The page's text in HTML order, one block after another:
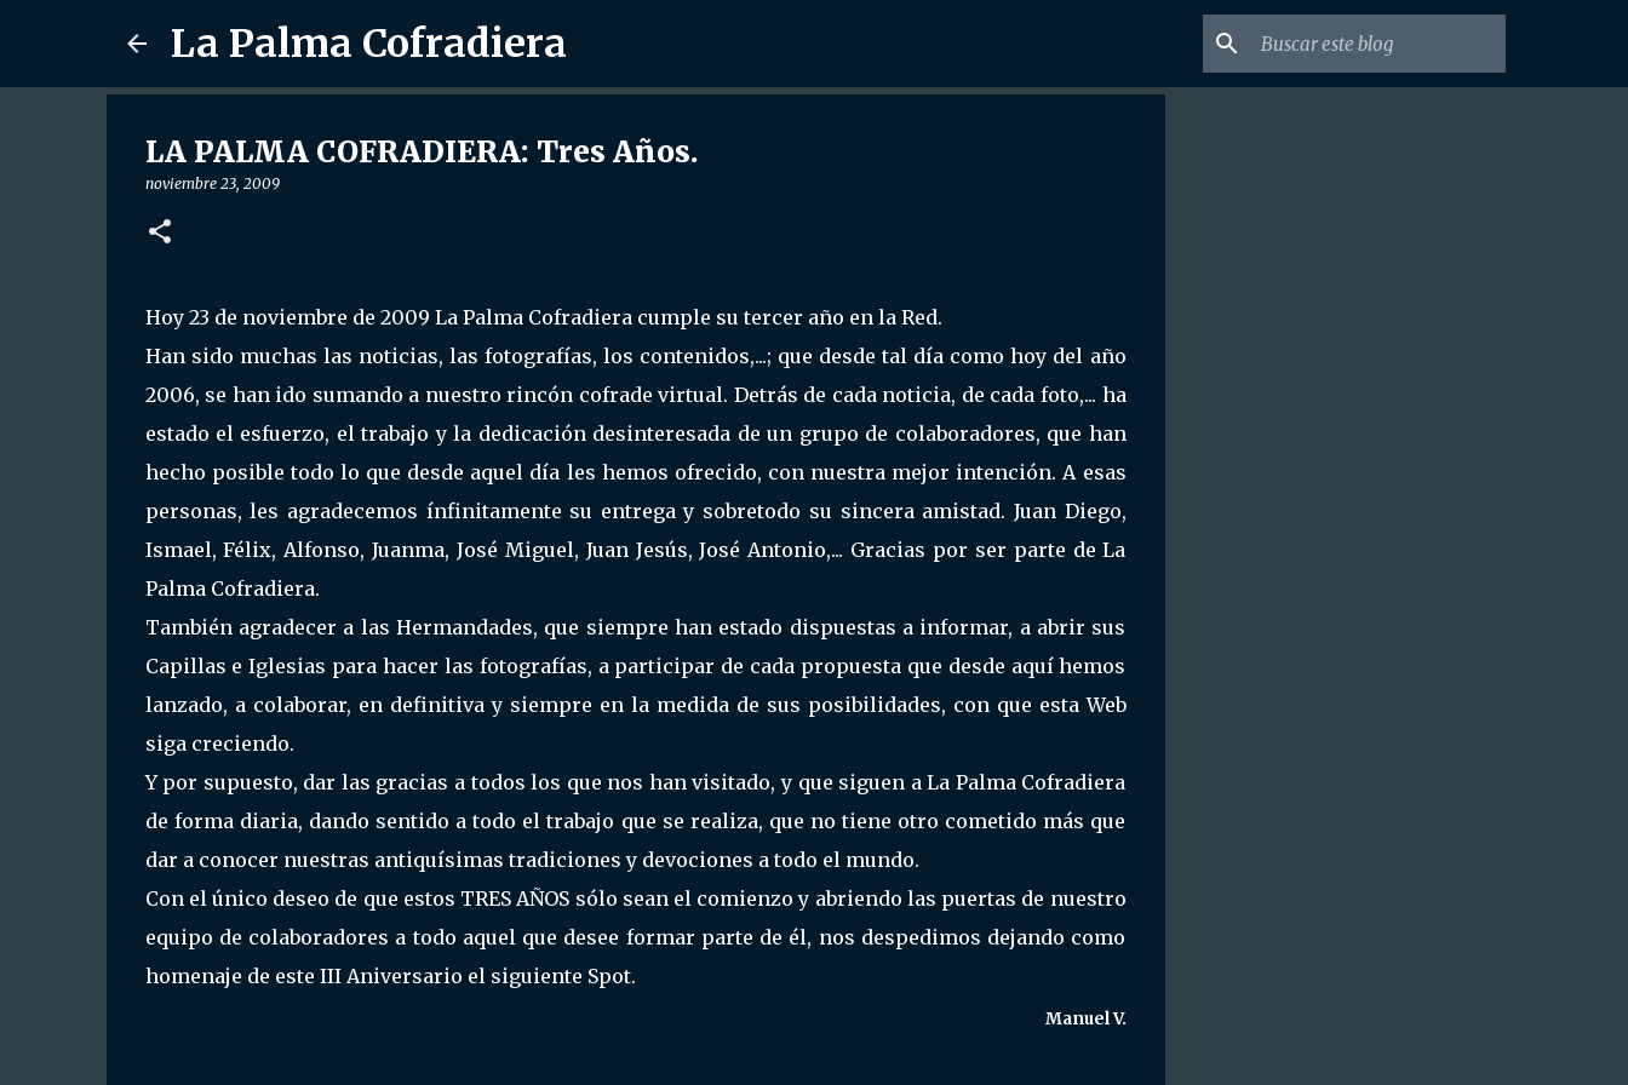
La Palma Cofradiera
LA PALMA COFRADIERA: Tres Años.
noviembre 23, 2009
Hoy 23 de noviembre de 2009 La Palma Cofradiera cumple su tercer año en la Red.
Han sido muchas las noticias, las fotografías, los contenidos,...; que desde tal día como hoy del año
2006, se han ido sumando a nuestro rincón cofrade virtual. Detrás de cada noticia, de cada foto,... ha
estado el esfuerzo, el trabajo y la dedicación desinteresada de un grupo de colaboradores, que han
hecho posible todo lo que desde aquel día les hemos ofrecido, con nuestra mejor intención. A esas
personas, les agradecemos ínfinitamente su entrega y sobretodo su sincera amistad. Juan Diego,
Ismael, Félix, Alfonso, Juanma, José Miguel, Juan Jesús, José Antonio,... Gracias por ser parte de La
Palma Cofradiera.
También agradecer a las Hermandades, que siempre han estado dispuestas a informar, a abrir sus
Capillas e Iglesias para hacer las fotografías, a participar de cada propuesta que desde aquí hemos
lanzado, a colaborar, en definitiva y siempre en la medida de sus posibilidades, con que esta Web
siga creciendo.
Y por supuesto, dar las gracias a todos los que nos han visitado, y que siguen a La Palma Cofradiera
de forma diaria, dando sentido a todo el trabajo que se realiza, que no tiene otro cometido más que
dar a conocer nuestras antiquísimas tradiciones y devociones a todo el mundo.
Con el único deseo de que estos TRES AÑOS sólo sean el comienzo y abriendo las puertas de nuestro
equipo de colaboradores a todo aquel que desee formar parte de él, nos despedimos dejando como
homenaje de este III Aniversario el siguiente Spot.
Manuel V.